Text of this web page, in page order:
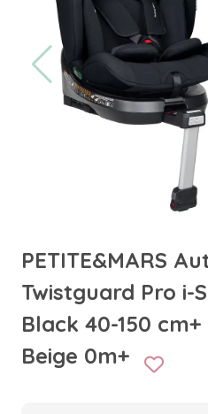
PETITE&MARS
Twistguard Pro i-
Black 40-150
Beige 0m+